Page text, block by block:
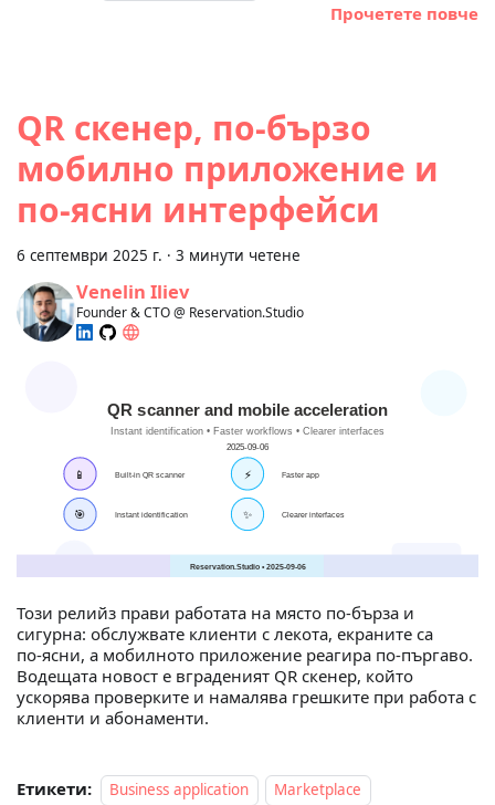
Прочетете повче
QR скенер, по‑бързо
мобилно приложение и
по‑ясни интерфейси
6 септември 2025 г. · 3 минути четене
Venelin Iliev
Founder & CTO @ Reservation.Studio
Този релийз прави работата на място по‑бърза и
сигурна: обслужвате клиенти с лекота, екраните са
по‑ясни, а мобилното приложение реагира по‑пъргаво.
Водещата новост е вграденият QR скенер, който
ускорява проверките и намалява грешките при работа с
клиенти и абонаменти.
Етикети: Business application Marketplace